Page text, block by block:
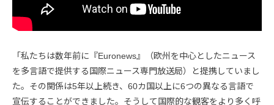
「私たちは数年前に『Euronews』（欧州を中心としたニュース
を多言語で提供する国際ニュース専門放送局）と提携していまし
た。その関係は5年以上続き、60カ国以上に6つの異なる言語で
宣伝することができました。そうして国際的な観客をより多く呼